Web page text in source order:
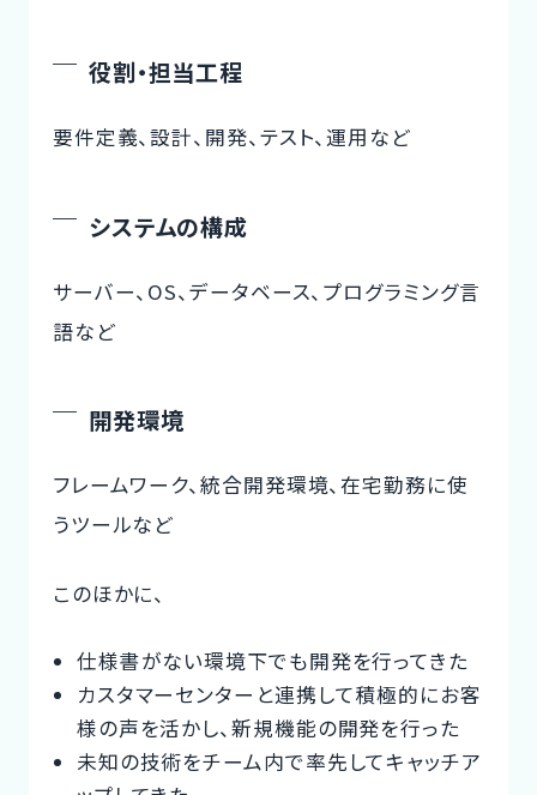
役割・担当工程
要件定義、設計、開発、テスト、運用など
システムの構成
サーバー、OS、データベース、プログラミング言
語など
開発環境
フレームワーク、統合開発環境、在宅勤務に使
うツールなど
このほかに、
仕様書がない環境下でも開発を行ってきた
カスタマーセンターと連携して積極的にお客
様の声を活かし、新規機能の開発を行った
未知の技術をチーム内で率先してキャッチア